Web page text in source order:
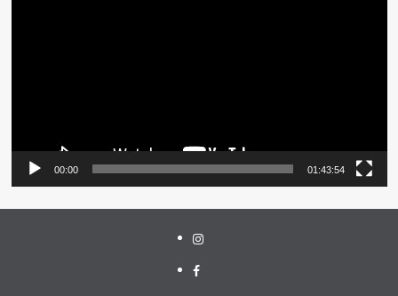
00:00 01:43:54
Instagram
Facebook